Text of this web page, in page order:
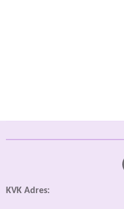
KVK Adres: